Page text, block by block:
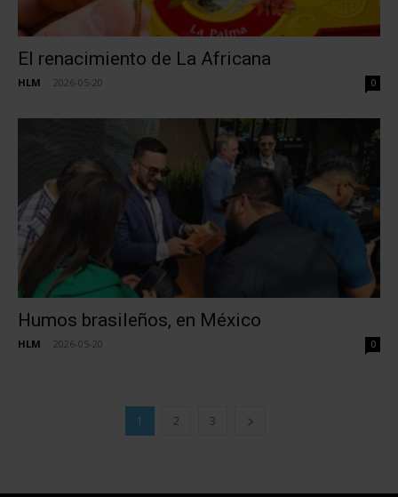
El renacimiento de La Africana
HLM 2026-05-20 0
Humos brasileños, en México
HLM 2026-05-20 0
1 2 3